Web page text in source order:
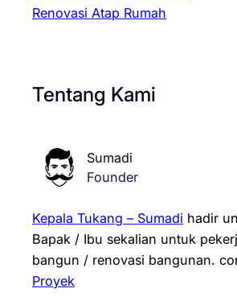
Renovasi Atap Rumah
Tentang Kami
Sumadi
Founder
Kepala Tukang – Sumadi hadir
Bapak / Ibu sekalian untuk
bangun / renovasi bangunan.
Proyek